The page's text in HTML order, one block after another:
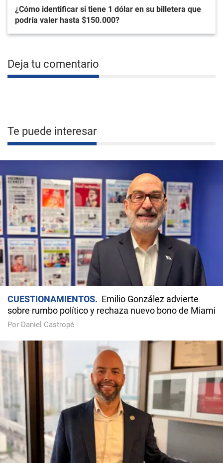
¿Cómo identificar si tiene 1 dólar en su billetera que
podría valer hasta $150.000?
Deja tu comentario
Te puede interesar
CUESTIONAMIENTOS
Emilio González advierte
sobre rumbo político y rechaza nuevo bono de Miami
Por Daniel Castropé